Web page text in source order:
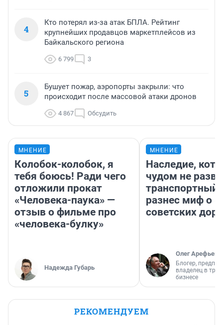
4
Кто потерял из-за атак БПЛА. Рейтинг
крупнейших продавцов маркетплейсов из
Байкальского региона
6 799 3
5
Бушует пожар, аэропорты закрыли: что
происходит после массовой атаки дронов
4 867 Обсудить
МНЕНИЕ
Колобок-колобок, я
тебя боюсь! Ради чего
отложили прокат
«Человека-паука» —
отзыв о фильме про
«человека-булку»
Надежда Губарь
МНЕНИЕ
Наследие,
чудом не
транспортный
разнес миф о
советских
Олег Арефьев
Блогер,
владелец в
бизнесе
РЕКОМЕНДУЕМ